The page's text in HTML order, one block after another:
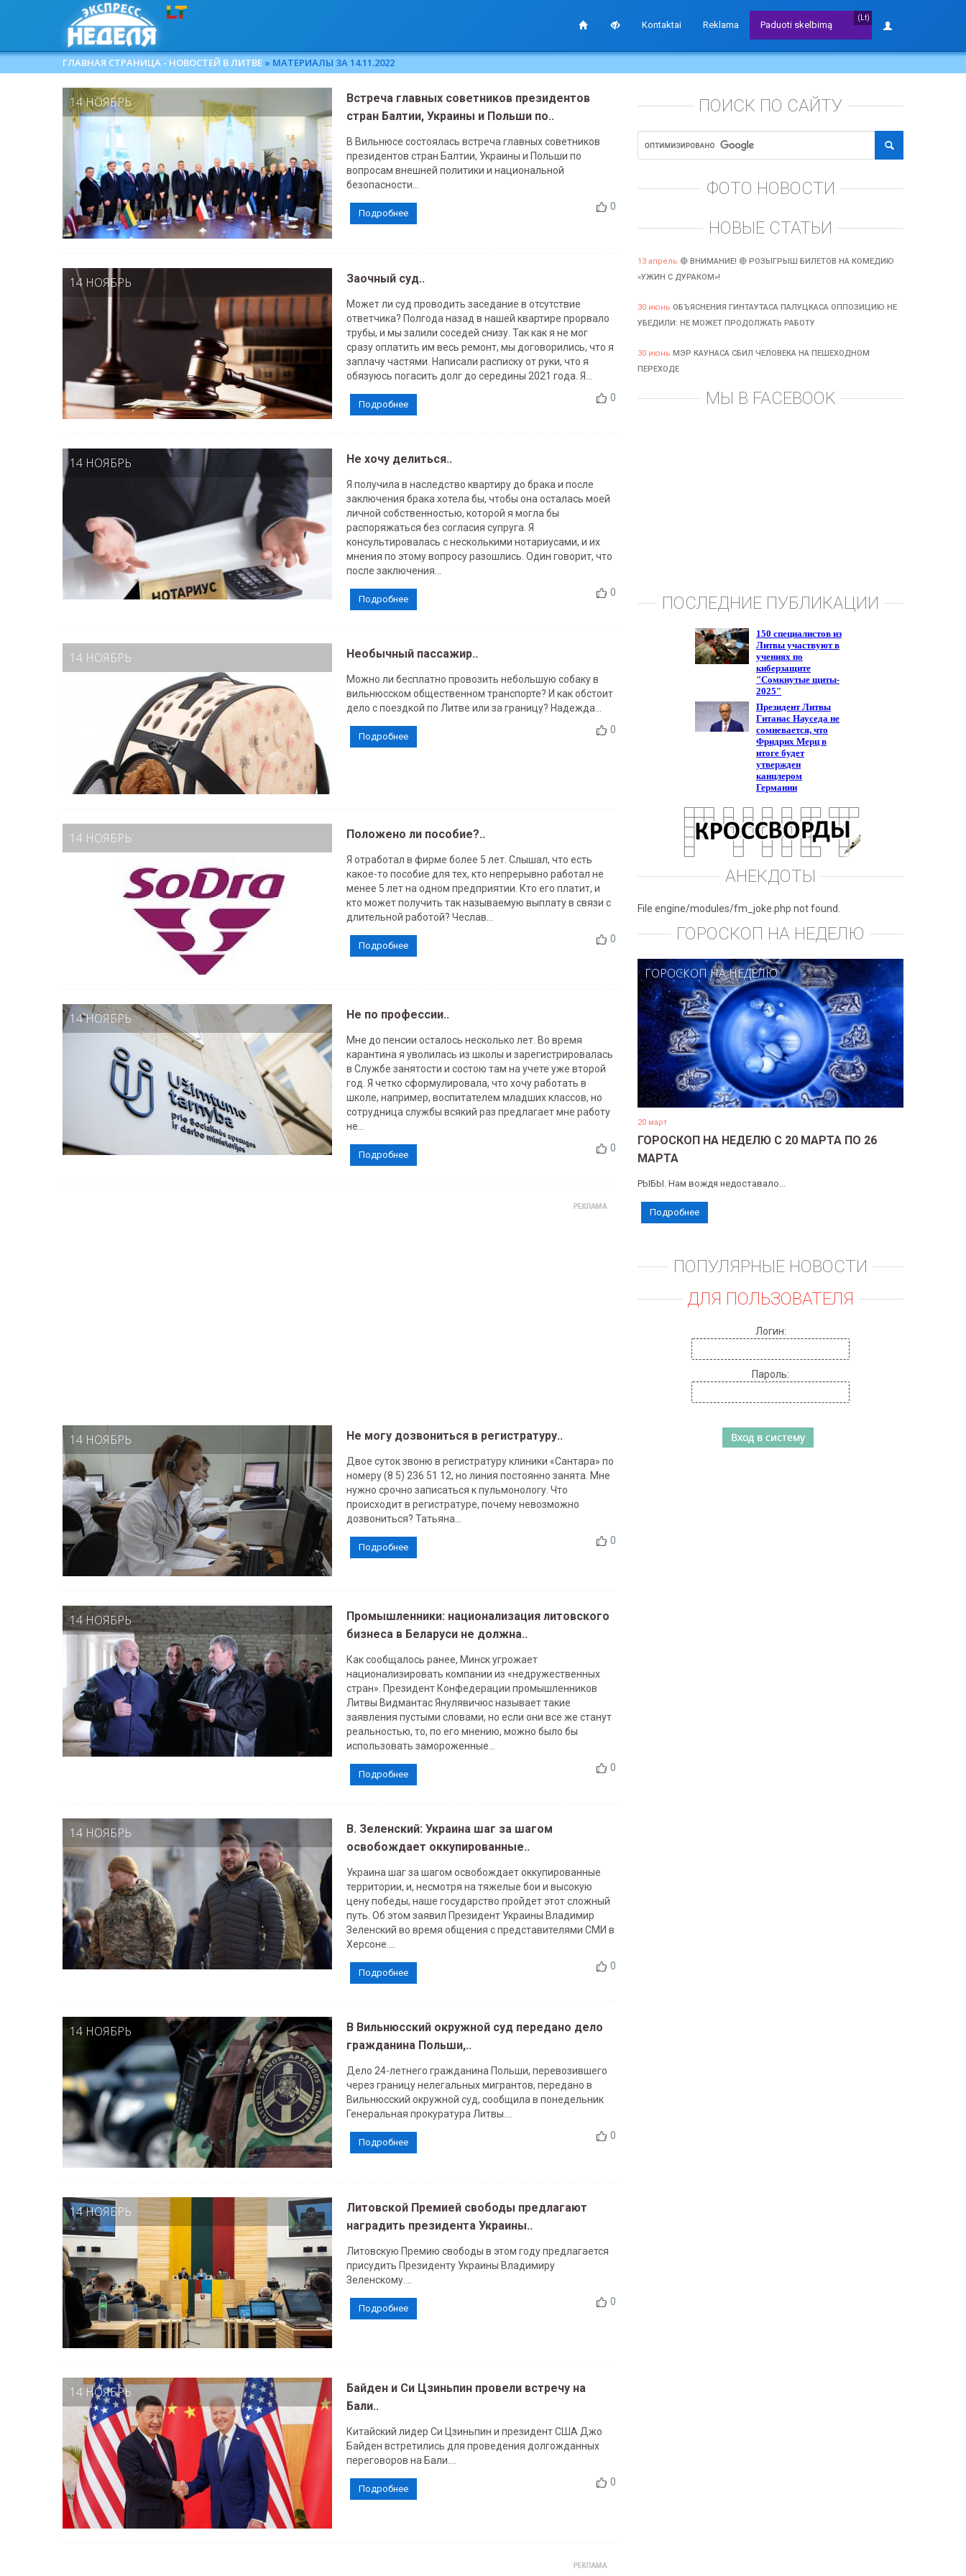
Kontaktai Reklama
(Lt)
Paduoti skelbimą
ГЛАВНАЯ СТРАНИЦА - НОВОСТЕЙ В ЛИТВЕ » МАТЕРИАЛЫ ЗА 14.11.2022
14 НОЯБРЬ
Встреча главных советников президентов
стран Балтии, Украины и Польши по..
В Вильнюсе состоялась встреча главных советников
президентов стран Балтии, Украины и Польши по
вопросам внешней политики и национальной
безопасности...
0
Подробнее
14 НОЯБРЬ Заочный суд..
Может ли суд проводить заседание в отсутствие
ответчика? Полгода назад в нашей квартире прорвало
трубы, и мы залили соседей снизу. Так как я не мог
сразу оплатить им весь ремонт, мы договорились, что я
заплачу частями. Написали расписку от руки, что я
обязуюсь погасить долг до середины 2021 года. Я...
0
Подробнее
14 НОЯБРЬ Не хочу делиться..
Я получила в наследство квартиру до брака и после
заключения брака хотела бы, чтобы она осталась моей
личной собственностью, которой я могла бы
распоряжаться без согласия супруга. Я
консультировалась с несколькими нотариусами, и их
мнения по этому вопросу разошлись. Один говорит, что
после заключения...
0
Подробнее
14 НОЯБРЬ Необычный пассажир..
Можно ли бесплатно провозить небольшую собаку в
вильнюсском общественном транспорте? И как обстоит
дело с поездкой по Литве или за границу? Надежда...
0
Подробнее
14 НОЯБРЬ Положено ли пособие?..
Я отработал в фирме более 5 лет. Слышал, что есть
какое-то пособие для тех, кто непрерывно работал не
менее 5 лет на одном предприятии. Кто его платит, и
кто может получить так называемую выплату в связи с
длительной работой? Чеслав...
0
Подробнее
14 НОЯБРЬ Не по профессии..
Мне до пенсии осталось несколько лет. Во время
карантина я уволилась из школы и зарегистрировалась
в Службе занятости и состою там на учете уже второй
год. Я четко сформулировала, что хочу работать в
школе, например, воспитателем младших классов, но
сотрудница службы всякий раз предлагает мне работу
не...
0
Подробнее
14 НОЯБРЬ Не могу дозвониться в регистратуру..
Двое суток звоню в регистратуру клиники «Сантара» по
номеру (8 5) 236 51 12, но линия постоянно занята. Мне
нужно срочно записаться к пульмонологу. Что
происходит в регистратуре, почему невозможно
дозвониться? Татьяна...
0
Подробнее
14 НОЯБРЬ
Промышленники: национализация литовского
бизнеса в Беларуси не должна..
Как сообщалось ранее, Минск угрожает
национализировать компании из «недружественных
стран». Президент Конфедерации промышленников
Литвы Видмантас Янулявичюс называет такие
заявления пустыми словами, но если они все же станут
реальностью, то, по его мнению, можно было бы
использовать замороженные...
0
Подробнее
14 НОЯБРЬ
В. Зеленский: Украина шаг за шагом
освобождает оккупированные..
Украина шаг за шагом освобождает оккупированные
территории, и, несмотря на тяжелые бои и высокую
цену победы, наше государство пройдет этот сложный
путь. Об этом заявил Президент Украины Владимир
Зеленский во время общения с представителями СМИ в
Херсоне....
0
Подробнее
14 НОЯБРЬ
В Вильнюсский окружной суд передано дело
гражданина Польши,..
Дело 24-летнего гражданина Польши, перевозившего
через границу нелегальных мигрантов, передано в
Вильнюсский окружной суд, сообщила в понедельник
Генеральная прокуратура Литвы....
0
Подробнее
14 НОЯБРЬ
Литовской Премией свободы предлагают
наградить президента Украины..
Литовскую Премию свободы в этом году предлагается
присудить Президенту Украины Владимиру
Зеленскому....
0
Подробнее
14 НОЯБРЬ
Байден и Си Цзиньпин провели встречу на
Бали..
Китайский лидер Си Цзиньпин и президент США Джо
Байден встретились для проведения долгожданных
переговоров на Бали....
0
Подробнее
ПОИСК ПО САЙТУ
ФОТО НОВОСТИ
НОВЫЕ СТАТЬИ
13 апрель 🔴 ВНИМАНИЕ! 🔴 РОЗЫГРЫШ БИЛЕТОВ НА КОМЕДИЮ
«УЖИН С ДУРАКОМ»!
30 июнь ОБЪЯСНЕНИЯ ГИНТАУТАСА ПАЛУЦКАСА ОППОЗИЦИЮ НЕ
УБЕДИЛИ: НЕ МОЖЕТ ПРОДОЛЖАТЬ РАБОТУ
30 июнь МЭР КАУНАСА СБИЛ ЧЕЛОВЕКА НА ПЕШЕХОДНОМ
ПЕРЕХОДЕ
МЫ В FACEBOOK
ПОСЛЕДНИЕ ПУБЛИКАЦИИ
АНЕКДОТЫ
File engine/modules/fm_joke.php not found.
ГОРОСКОП НА НЕДЕЛЮ
ГОРОСКОП НА НЕДЕЛЮ
20 март
ГОРОСКОП НА НЕДЕЛЮ С 20 МАРТА ПО 26
МАРТА
РЫБЫ. Нам вождя недоставало...
Подробнее
ПОПУЛЯРНЫЕ НОВОСТИ
ДЛЯ ПОЛЬЗОВАТЕЛЯ
Логин:
Пароль: